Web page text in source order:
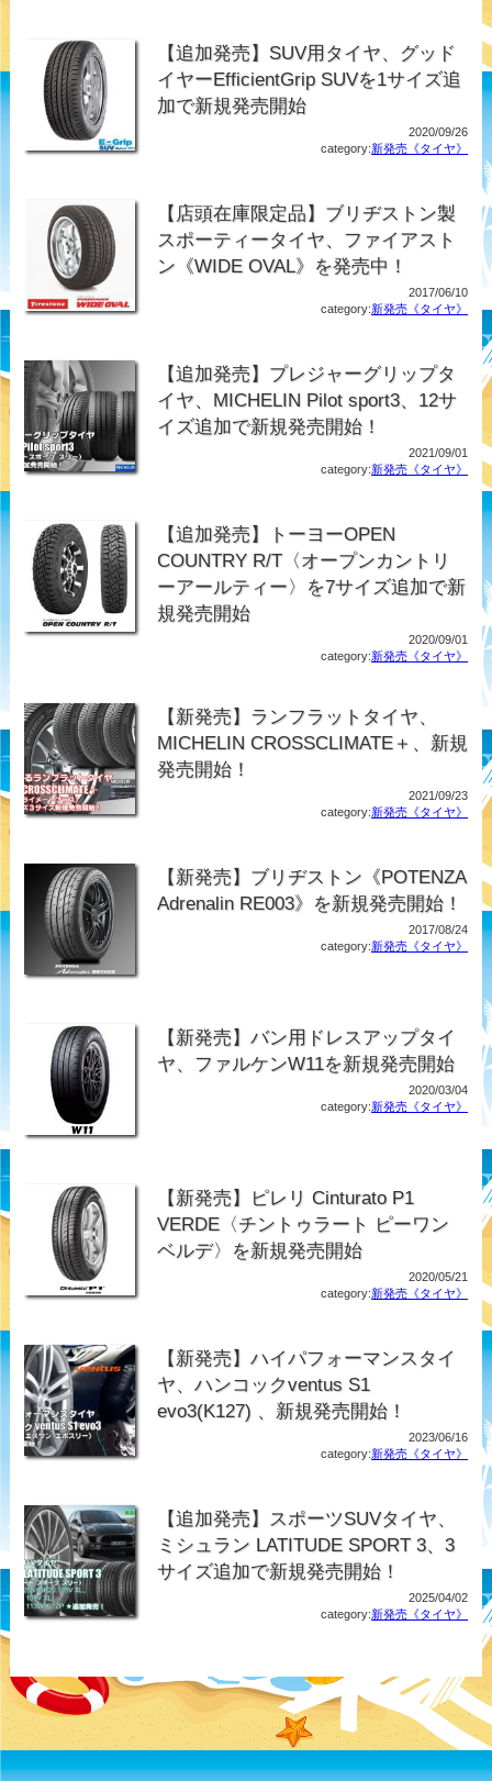
【追加発売】SUV用タイヤ、グッド
イヤーEfficientGrip SUVを1サイズ追
加で新規発売開始
2020/09/26
category:新発売《タイヤ》
【店頭在庫限定品】ブリヂストン製
スポーティータイヤ、ファイアスト
ン《WIDE OVAL》を発売中！
2017/06/10
category:新発売《タイヤ》
【追加発売】プレジャーグリップタ
イヤ、MICHELIN Pilot sport3、12サ
イズ追加で新規発売開始！
2021/09/01
category:新発売《タイヤ》
【追加発売】トーヨーOPEN
COUNTRY R/T〈オープンカントリ
ーアールティー〉を7サイズ追加で新
規発売開始
2020/09/01
category:新発売《タイヤ》
【新発売】ランフラットタイヤ、
MICHELIN CROSSCLIMATE＋、新規
発売開始！
2021/09/23
category:新発売《タイヤ》
【新発売】ブリヂストン《POTENZA
Adrenalin RE003》を新規発売開始！
2017/08/24
category:新発売《タイヤ》
【新発売】バン用ドレスアップタイ
ヤ、ファルケンW11を新規発売開始
2020/03/04
category:新発売《タイヤ》
【新発売】ピレリ Cinturato P1
VERDE〈チントゥラート ピーワン
ベルデ〉を新規発売開始
2020/05/21
category:新発売《タイヤ》
【新発売】ハイパフォーマンスタイ
ヤ、ハンコックventus S1
evo3(K127) 、新規発売開始！
2023/06/16
category:新発売《タイヤ》
【追加発売】スポーツSUVタイヤ、
ミシュラン LATITUDE SPORT 3、3
サイズ追加で新規発売開始！
2025/04/02
category:新発売《タイヤ》